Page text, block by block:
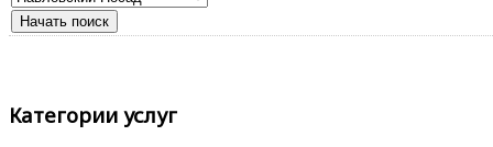
Категории услуг